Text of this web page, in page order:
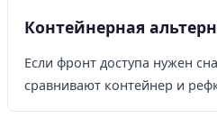
Контейнерная
Если фронт доступа нужен
сравнивают контейнер и